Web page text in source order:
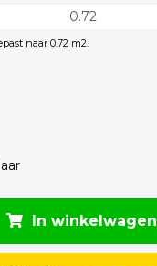
naar 0.72 m2.
In winkelwagen